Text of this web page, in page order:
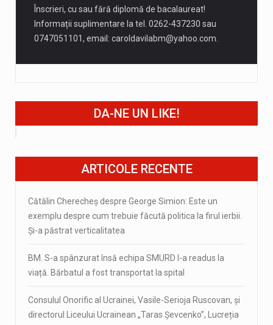
Înscrieri, cu sau fără diplomă de bacalaureat!
Informații suplimentare la tel. 0262-437230 sau
0747051101, email: caroldavilabm@yahoo.com
DA-NE UN LIKE!
ARTICOLE RECENTE
Cătălin Cherecheș despre George Simion: Este un
exemplu despre cum trebuie făcută politica la firul ierbii.
Și-a păstrat verticalitatea
BM. S-a spânzurat însă echipa SMURD l-a readus la
viață. Bărbatul a fost transportat la spital
Consulul Onorific al Ucrainei, Vasile-Serioja Ruscovan, și
directorul Liceului Ucrainean „Taras Șevcenko”, Lucreția